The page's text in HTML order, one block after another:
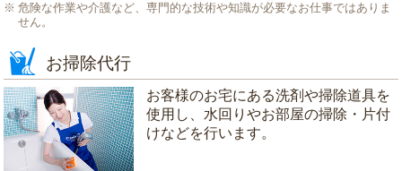
危険な作業や介護など、専門的な技術や知識が必要なお仕事ではありま
せん。
お掃除代行
お客様のお宅にある洗剤や掃除道具を
使用し、水回りやお部屋の掃除・片付
けなどを行います。